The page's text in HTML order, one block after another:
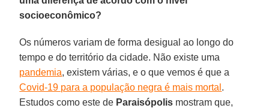
socioeconômico?
Os números variam de forma desigual ao longo do
tempo e do território da cidade. Não existe uma
pandemia, existem várias, e o que vemos é que a
Covid-19 para a população negra é mais mortal .
Estudos como este de Paraisópolis mostram que,